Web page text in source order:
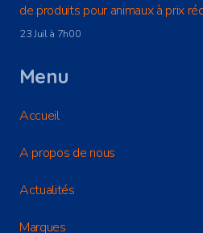
de produits pour animaux à prix
23 Juil à 7h00
Menu
Accueil
A propos de nous
Actualités
Marques